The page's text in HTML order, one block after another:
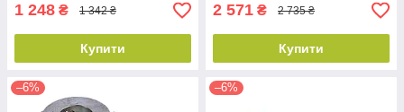
1 248 ₴ 1 342 ₴
Купити
2 571 ₴ 2 735 ₴
Купити
–6% –6%